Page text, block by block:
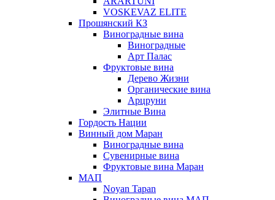
VOSKEVAZ ELITE
Прошянский КЗ
Виноградные вина
Виноградные
Арт Палас
Фруктовые вина
Дерево Жизни
Органические вина
Арцруни
Элитные Вина
Гордость Нации
Винный дом Маран
Виноградные вина
Сувенирные вина
Фруктовые вина Маран
МАП
Noyan Tapan